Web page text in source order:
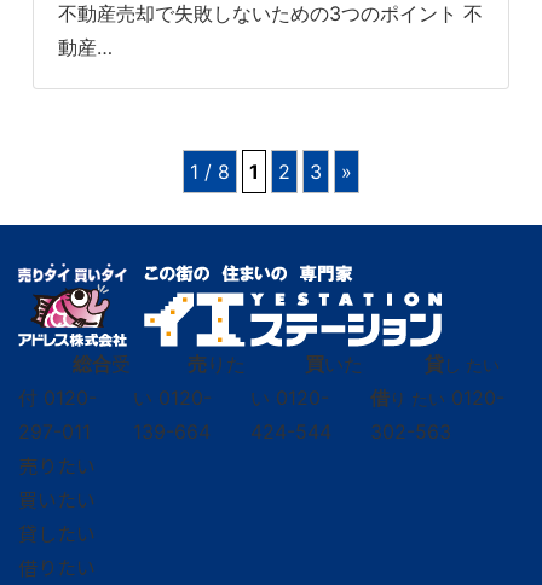
不動産売却で失敗しないための3つのポイント 不
動産…
1 / 8 1 2 3 »
総合受
付 0120-
297-011
売りた
い 0120-
139-664
買いた
い 0120-
424-544
貸し たい
借り たい 0120-
302-563
売りたい
買いたい
貸したい
借りたい